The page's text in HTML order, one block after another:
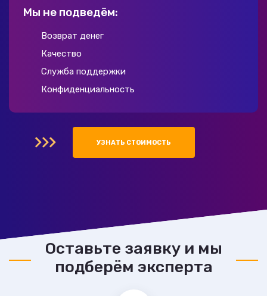
Мы не подведём:
Возврат денег
Качество
Служба поддержки
Конфиденциальность
УЗНАТЬ СТОИМОСТЬ
Оставьте заявку и мы
подберём эксперта